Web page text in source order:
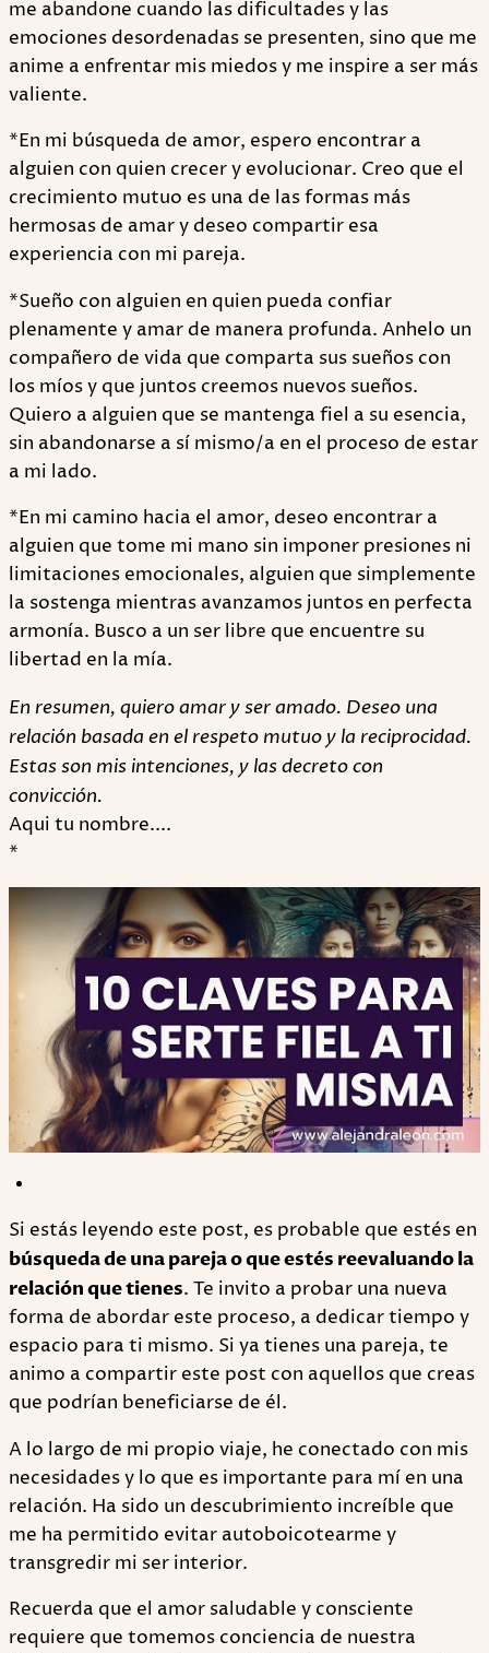
me abandone cuando las dificultades y las
emociones desordenadas se presenten, sino que me
anime a enfrentar mis miedos y me inspire a ser más
valiente.
*En mi búsqueda de amor, espero encontrar a
alguien con quien crecer y evolucionar. Creo que el
crecimiento mutuo es una de las formas más
hermosas de amar y deseo compartir esa
experiencia con mi pareja.
*Sueño con alguien en quien pueda confiar
plenamente y amar de manera profunda. Anhelo un
compañero de vida que comparta sus sueños con
los míos y que juntos creemos nuevos sueños.
Quiero a alguien que se mantenga fiel a su esencia,
sin abandonarse a sí mismo/a en el proceso de estar
a mi lado.
*En mi camino hacia el amor, deseo encontrar a
alguien que tome mi mano sin imponer presiones ni
limitaciones emocionales, alguien que simplemente
la sostenga mientras avanzamos juntos en perfecta
armonía. Busco a un ser libre que encuentre su
libertad en la mía.
En resumen, quiero amar y ser amado. Deseo una
relación basada en el respeto mutuo y la reciprocidad.
Estas son mis intenciones, y las decreto con
convicción.
Aqui tu nombre....
*
Play
Si estás leyendo este post, es probable que estés en
búsqueda de una pareja o que estés reevaluando la
relación que tienes. Te invito a probar una nueva
forma de abordar este proceso, a dedicar tiempo y
espacio para ti mismo. Si ya tienes una pareja, te
animo a compartir este post con aquellos que creas
que podrían beneficiarse de él.
A lo largo de mi propio viaje, he conectado con mis
necesidades y lo que es importante para mí en una
relación. Ha sido un descubrimiento increíble que
me ha permitido evitar autoboicotearme y
transgredir mi ser interior.
Recuerda que el amor saludable y consciente
requiere que tomemos conciencia de nuestra